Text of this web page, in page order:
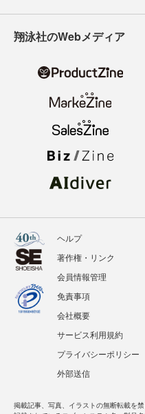
翔泳社のWebメディア
ヘルプ
著作権・リンク
会員情報管理
免責事項
会社概要
サービス利用規約
プライバシーポリシー
外部送信
掲載記事、写真、イラストの無断転載を禁